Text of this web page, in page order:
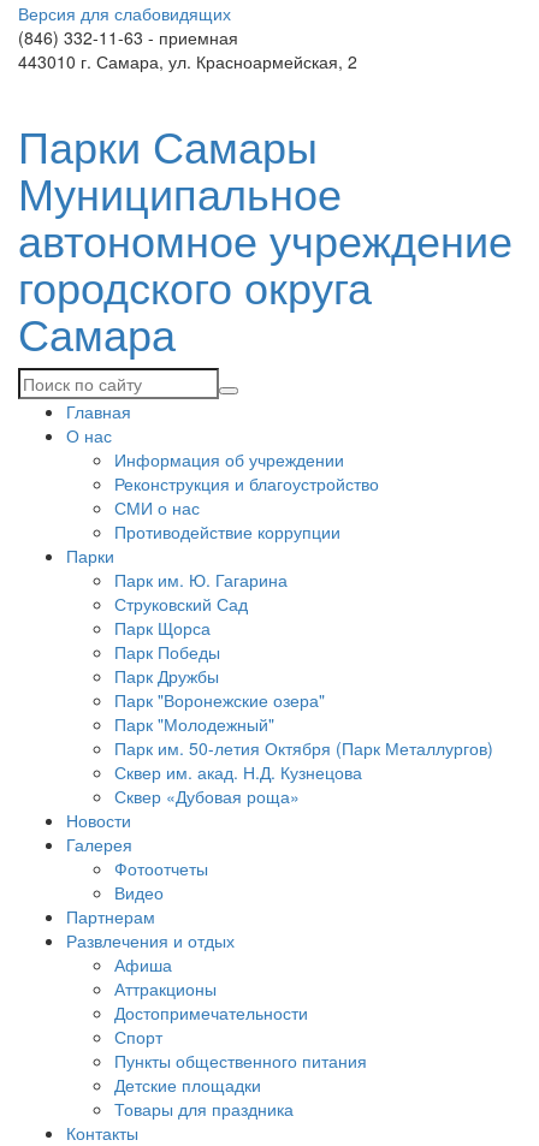
Версия для слабовидящих
(846) 332-11-63 - приемная
443010 г. Самара, ул. Красноармейская, 2
Парки Самары
Муниципальное
автономное учреждение
городского округа
Самара
Главная
О нас
Информация об учреждении
Реконструкция и благоустройство
СМИ о нас
Противодействие коррупции
Парки
Парк им. Ю. Гагарина
Струковский Сад
Парк Щорса
Парк Победы
Парк Дружбы
Парк "Воронежские озера"
Парк "Молодежный"
Парк им. 50-летия Октября (Парк Металлургов)
Сквер им. акад. Н.Д. Кузнецова
Сквер «Дубовая роща»
Новости
Галерея
Фотоотчеты
Видео
Партнерам
Развлечения и отдых
Афиша
Аттракционы
Достопримечательности
Спорт
Пункты общественного питания
Детские площадки
Товары для праздника
Контакты